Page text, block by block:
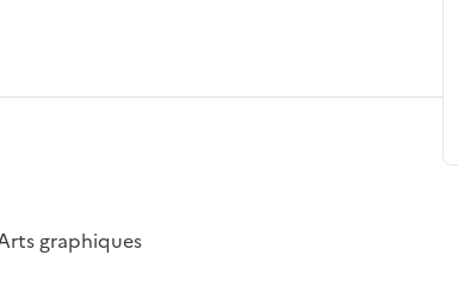
graphiques